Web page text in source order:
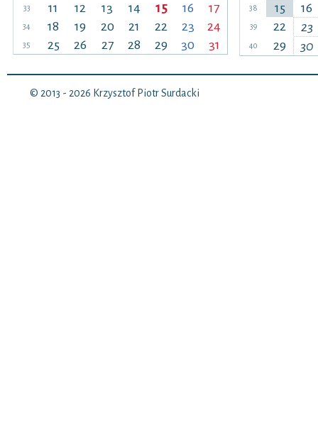
33 11 12 13 14 15 16 17
34 18 19 20 21 22 23 24
35 25 26 27 28 29 30 31
38 15 16
39 22 23
40 29 30
© 2013 - 2026 Krzysztof Piotr Surdacki